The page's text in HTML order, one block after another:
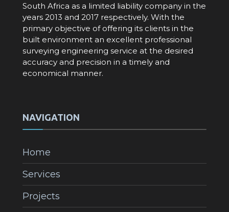
South Africa as a limited liability company in the
years 2013 and 2017 respectively. With the
primary objective of offering its clients in the
built environment an excellent professional
surveying engineering service at the desired
accuracy and precision in a timely and
economical manner.
NAVIGATION
Home
Services
Projects